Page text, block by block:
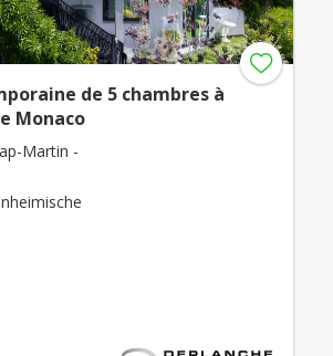
de 5 chambres à
Monaco
Martin -